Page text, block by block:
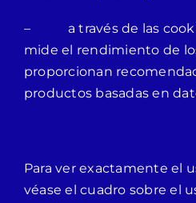
– a través de las
mide el rendimiento de
proporcionan
productos basadas en
Para ver exactamente el
véase el cuadro sobre el